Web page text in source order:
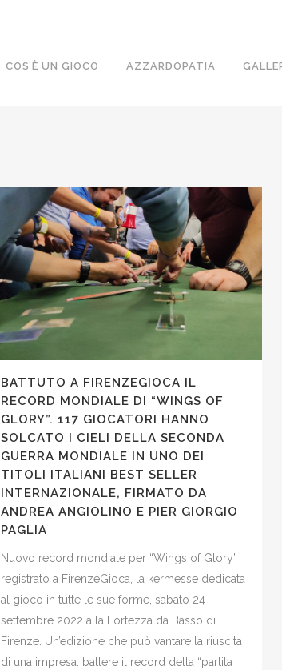
COS’È UN GIOCO AZZARDOPATIA
BATTUTO A FIRENZEGIOCA IL
RECORD MONDIALE DI “WINGS OF
GLORY”. 117 GIOCATORI HANNO
SOLCATO I CIELI DELLA SECONDA
GUERRA MONDIALE IN UNO DEI
TITOLI ITALIANI BEST SELLER
INTERNAZIONALE, FIRMATO DA
ANDREA ANGIOLINO E PIER GIORGIO
PAGLIA
Nuovo record mondiale per “Wings of Glory”
registrato a FirenzeGioca, la kermesse dedicata
al gioco in tutte le sue forme, sabato 24
settembre 2022 alla Fortezza da Basso di
Firenze. Un’edizione che può vantare la riuscita
di una impresa: battere il record della “partita